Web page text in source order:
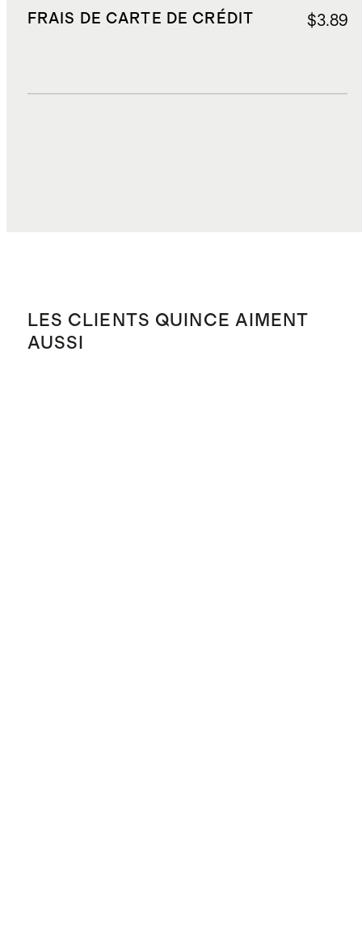
FRAIS DE CARTE DE CRÉDIT $3.89
LES CLIENTS QUINCE AIMENT
AUSSI